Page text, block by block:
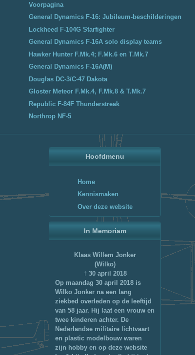
Hoofdmenu
Home
Kennismaken
Over deze website
In Memoriam
Klaas Willem Jonker
(Wilko)
† 30 april 2018
Op maandag 30 april 2018 is
Wilko Jonker na een lang
ziekbed overleden op de leeftijd
van 58 jaar. Hij laat een vrouw en
twee kinderen achter. De
Nederlandse militaire lichtvaart
en plastic modelbouw waren
zijn hobby en op deze website
Voorpagina
General Dynamics F-16: Jubileum-beschilderingen
Lockheed F-104G Starfighter
General Dynamics F-16A solo display teams
Hawker Hunter F.Mk.4; F.Mk.6 en T.Mk.7
General Dynamics F-16A(M)
Douglas DC-3/C-47 Dakota
Gloster Meteor F.Mk.4, F.Mk.8 & T.Mk.7
Republic F-84F Thunderstreak
Northrop NF-5